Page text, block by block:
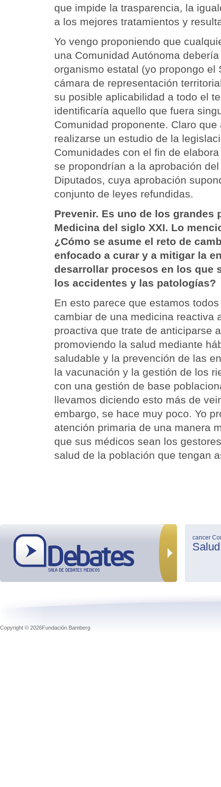
que impide la trasparencia, la
a los mejores tratamientos y
Yo vengo proponiendo que
una Comunidad Autónoma
organismo estatal (yo propongo el
cámara de representación
su posible aplicabilidad a todo el
identificaría aquello que fuera
Comunidad proponente. Claro
realizarse un estudio de la
Comunidades con el fin de
se propondrían a la aprobación
Diputados, cuya aprobación
conjunto de leyes refundidas.
Prevenir. Es uno de los grandes
Medicina del siglo XXI. Lo
¿Cómo se asume el reto de
enfocado a curar y a mitigar la
desarrollar procesos en los que
los accidentes y las patologías?
En esto parece que estamos
cambiar de una medicina reactiva
proactiva que trate de anticiparse
promoviendo la salud mediante
saludable y la prevención de las
la vacunación y la gestión de los
con una gestión de base
llevamos diciendo esto más de
embargo, se hace muy poco. Yo
atención primaria de una manera
que sus médicos sean los
salud de la población que tengan
cancer
Salud
Copyright © 2026Fundación Bamberg